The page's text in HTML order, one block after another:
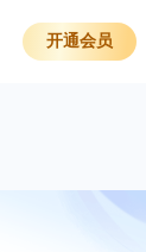
开通会员